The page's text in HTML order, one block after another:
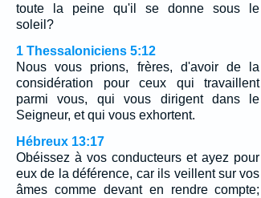
toute la peine qu'il se donne sous le
soleil?
1 Thessaloniciens 5:12
Nous vous prions, frères, d'avoir de la
considération pour ceux qui travaillent
parmi vous, qui vous dirigent dans le
Seigneur, et qui vous exhortent.
Hébreux 13:17
Obéissez à vos conducteurs et ayez pour
eux de la déférence, car ils veillent sur vos
âmes comme devant en rendre compte;